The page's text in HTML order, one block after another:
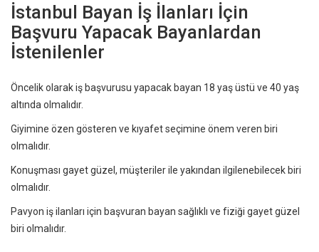
İstanbul Bayan İş İlanları İçin
Başvuru Yapacak Bayanlardan
İstenilenler
Öncelik olarak iş başvurusu yapacak bayan 18 yaş üstü ve 40 yaş
altında olmalıdır.
Giyimine özen gösteren ve kıyafet seçimine önem veren biri
olmalıdır.
Konuşması gayet güzel, müşteriler ile yakından ilgilenebilecek biri
olmalıdır.
Pavyon iş ilanları için başvuran bayan sağlıklı ve fiziği gayet güzel
biri olmalıdır.